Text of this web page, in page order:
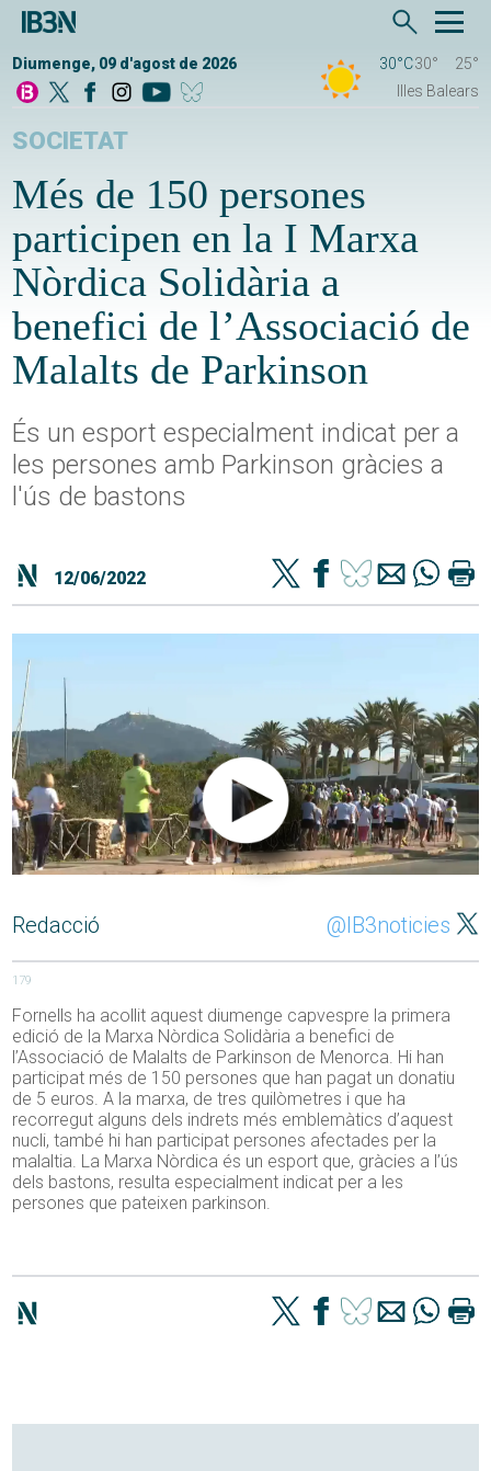
Diumenge, 09 d'agost de 2026 30°C30°
25°
Illes Balears
SOCIETAT
Més de 150 persones
participen en la I Marxa
Nòrdica Solidària a
benefici de l’Associació de
Malalts de Parkinson
És un esport especialment indicat per a
les persones amb Parkinson gràcies a
l'ús de bastons
12/06/2022
Redacció @IB3noticies
179
Fornells ha acollit aquest diumenge capvespre la primera
edició de la Marxa Nòrdica Solidària a benefici de
l’Associació de Malalts de Parkinson de Menorca. Hi han
participat més de 150 persones que han pagat un donatiu
de 5 euros. A la marxa, de tres quilòmetres i que ha
recorregut alguns dels indrets més emblemàtics d’aquest
nucli, també hi han participat persones afectades per la
malaltia. La Marxa Nòrdica és un esport que, gràcies a l’ús
dels bastons, resulta especialment indicat per a les
persones que pateixen parkinson.